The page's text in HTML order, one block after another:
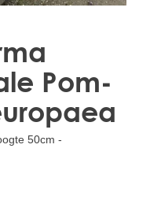
Pom-
50cm -